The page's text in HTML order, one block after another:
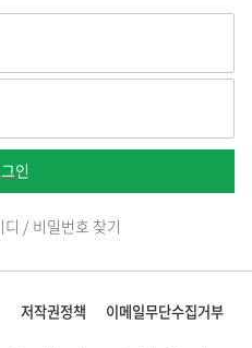
인
디 / 비밀번호 찾기
저작권정책 이메일무단수집거부